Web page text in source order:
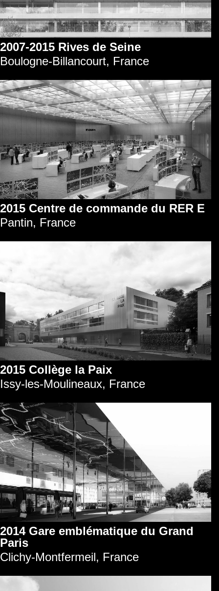
2007-2015 Rives de Seine
Boulogne-Billancourt, France
2015 Centre de commande du RER E
Pantin, France
2015 Collège la Paix
Issy-les-Moulineaux, France
2014 Gare emblématique du Grand
Paris
Clichy-Montfermeil, France